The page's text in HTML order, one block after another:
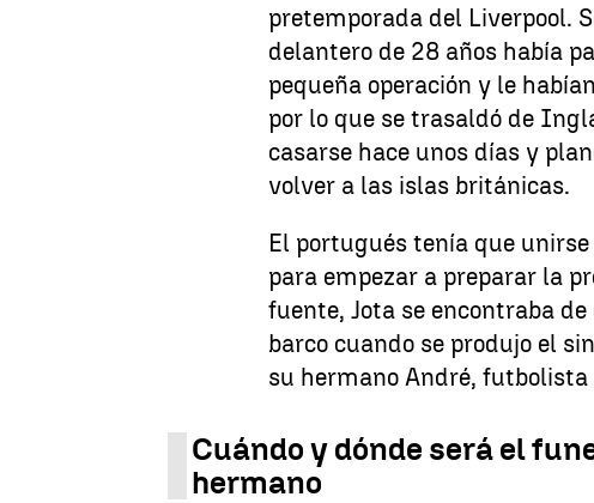
pretemporada del Liverpool.
delantero de 28 años había
pequeña operación y le
por lo que se trasaldó de
casarse hace unos días y
volver a las islas británicas.
El portugués tenía que
para empezar a preparar la
fuente, Jota se encontraba
barco cuando se produjo el
su hermano André, futbolista
Cuándo y dónde será el
hermano